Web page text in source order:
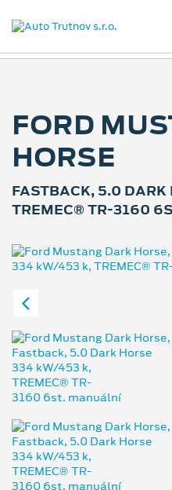
FORD
HORSE
FASTBACK, 5.0
TREMEC® TR-3160